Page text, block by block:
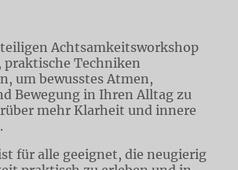
Achtsamkeitsworkshop
praktische Techniken
um bewusstes Atmen,
Bewegung in Ihren Alltag zu
mehr Klarheit und innere
für alle geeignet, die neugierig